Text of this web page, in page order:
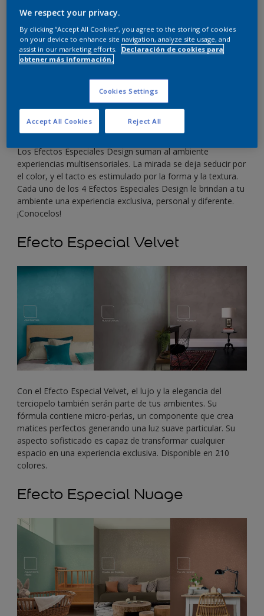
Los Efectos Especiales Design suman al ambiente
experiencias multisensoriales. La mirada se deja seducir por
el color, y el tacto es estimulado por la forma y la textura.
Cada uno de los 4 Efectos Especiales Design le brindan a tu
ambiente una experiencia exclusiva, personal y diferente.
¡Conocelos!
Efecto Especial Velvet
Con el Efecto Especial Velvet, el lujo y la elegancia del
terciopelo también serán parte de tus ambientes. Su
fórmula contiene micro-perlas, un componente que crea
matices perfectos generando una luz suave particular. Su
aspecto sofisticado es capaz de transformar cualquier
espacio en una experiencia exclusiva. Disponible en 210
colores.
Efecto Especial Nuage
We respect your privacy.
By clicking “Accept All Cookies”, you agree to the storing of cookies
on your device to enhance site navigation, analyze site usage, and
assist in our marketing efforts.
Declaración de cookies para
obtener más información.
Cookies Settings
Reject All
Accept All Cookies